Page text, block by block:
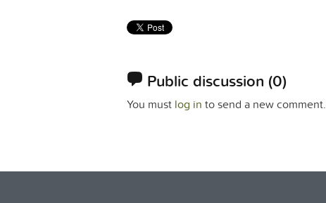
Public discussion (0)
You must log in to send a new comment.